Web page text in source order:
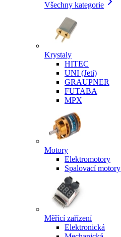
Všechny kategorie
Krystaly
HITEC
UNI (Jeti)
GRAUPNER
FUTABA
MPX
Motory
Elektromotory
Spalovací motory
Měřící zařízení
Elektronická